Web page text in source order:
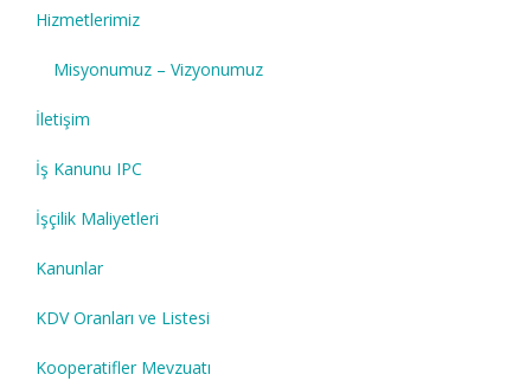
Hizmetlerimiz
Misyonumuz – Vizyonumuz
İletişim
İş Kanunu IPC
İşçilik Maliyetleri
Kanunlar
KDV Oranları ve Listesi
Kooperatifler Mevzuatı